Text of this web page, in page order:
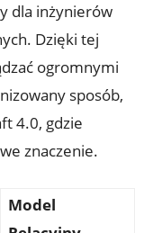
⁤dla inżynierów
Dzięki tej
ogromnymi
sposób,
4.0,‌ gdzie
‌znaczenie.
Model